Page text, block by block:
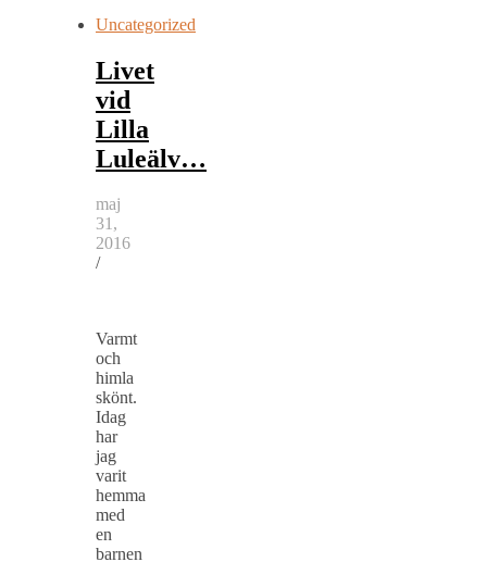
Uncategorized
Livet
vid
Lilla
Luleälv…
maj
31,
2016
/
Varmt
och
himla
skönt.
Idag
har
jag
varit
hemma
med
en
barnen